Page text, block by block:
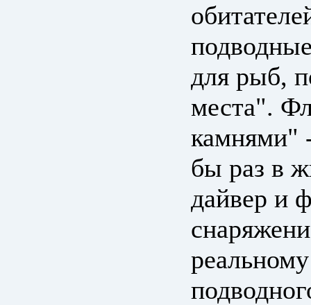
для рыб,
места".
камнями"
бы раз в
дайвер и